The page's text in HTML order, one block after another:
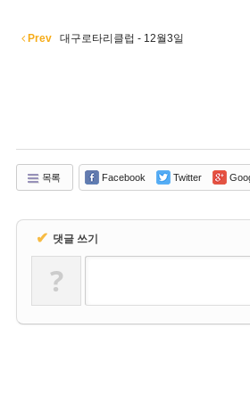
Prev 대구로타리클럽 - 12월3일
목록 Facebook Twitter
✔ 댓글 쓰기
?